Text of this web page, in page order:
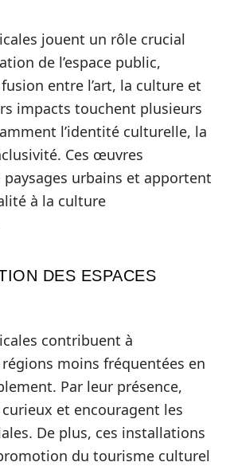
jouent un rôle crucial
de l’espace public,
entre l’art, la culture et
impacts touchent plusieurs
l’identité culturelle, la
Ces œuvres
urbains et apportent
à la culture
DES ESPACES
contribuent à
moins fréquentées en
Par leur présence,
et encouragent les
De plus, ces installations
du tourisme culturel